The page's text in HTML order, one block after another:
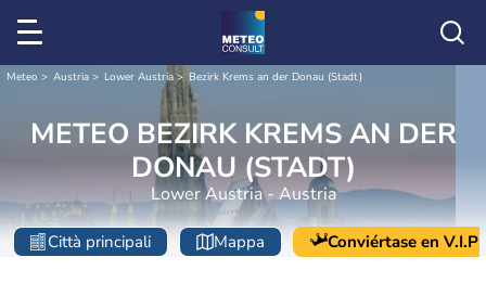
Meteo Austria Lower Austria Bezirk Krems an der Donau (Stadt)
METEO BEZIRK KREMS AN DER
DONAU (STADT)
Lower Austria - Austria
Città principali Mappa Conviértase en V.I.P